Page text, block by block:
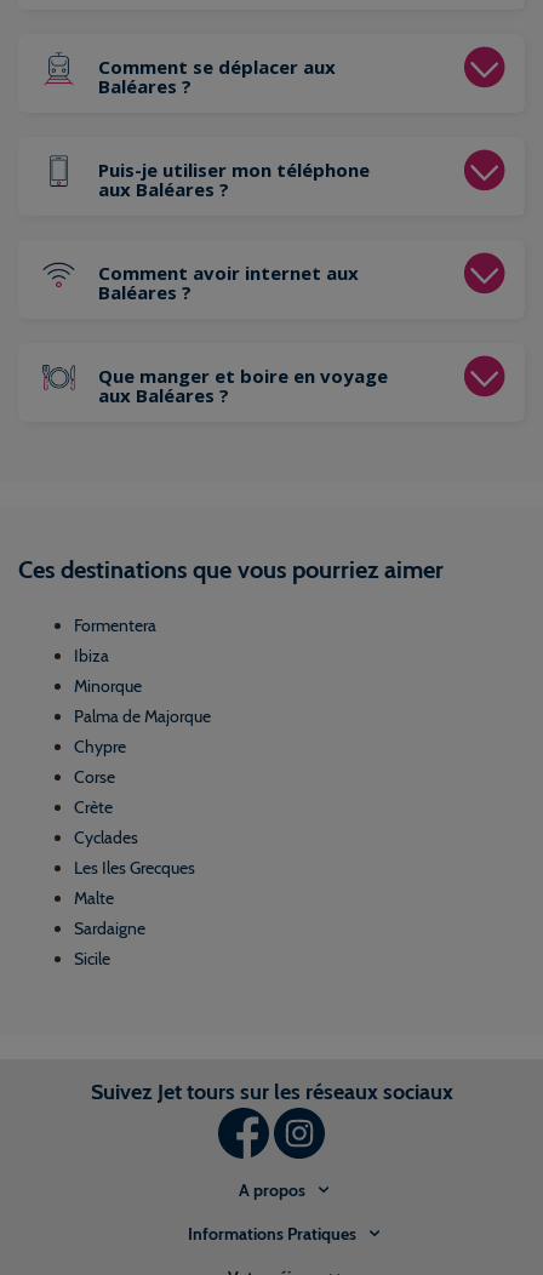
Comment se déplacer aux
Baléares ?
Puis-je utiliser mon téléphone
aux Baléares ?
Comment avoir internet aux
Baléares ?
Que manger et boire en voyage
aux Baléares ?
Ces destinations que vous pourriez aimer
Formentera
Ibiza
Minorque
Palma de Majorque
Chypre
Corse
Crète
Cyclades
Les Iles Grecques
Malte
Sardaigne
Sicile
Suivez Jet tours sur les réseaux sociaux
A propos
Informations Pratiques